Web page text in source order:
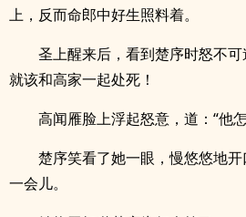
上，反而命郎中好生照料着。
圣上醒来后，看到楚序时怒不可
就该和高家一起处死！
高闻雁脸上浮起怒意，道：“他
楚序笑看了她一眼，慢悠悠地
一会儿。